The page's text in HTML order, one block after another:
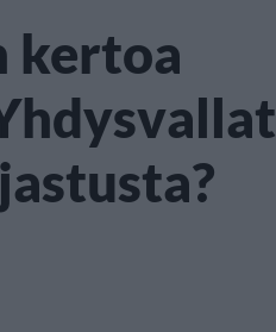
kertoa